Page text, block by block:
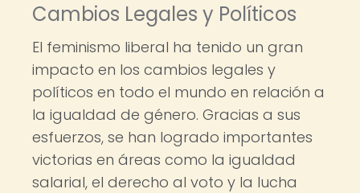
Cambios Legales y Políticos
El feminismo liberal ha tenido un gran
impacto en los cambios legales y
políticos en todo el mundo en relación a
la igualdad de género. Gracias a sus
esfuerzos, se han logrado importantes
victorias en áreas como la igualdad
salarial, el derecho al voto y la lucha